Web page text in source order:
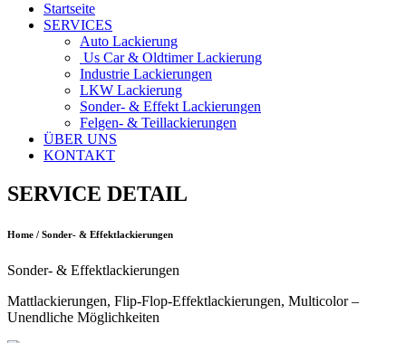
Startseite
SERVICES
Auto Lackierung
Us Car & Oldtimer Lackierung
Industrie Lackierungen
LKW Lackierung
Sonder- & Effekt Lackierungen
Felgen- & Teillackierungen
ÜBER UNS
KONTAKT
SERVICE DETAIL
Home / Sonder- & Effektlackierungen
Sonder- & Effektlackierungen
Mattlackierungen, Flip-Flop-Effektlackierungen, Multicolor –
Unendliche Möglichkeiten